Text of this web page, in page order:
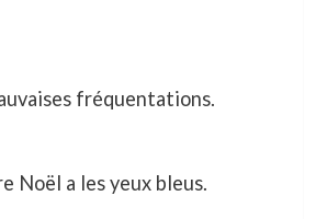
fréquentations.
Noël a les yeux bleus.